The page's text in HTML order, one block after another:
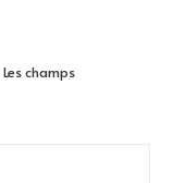
Les champs